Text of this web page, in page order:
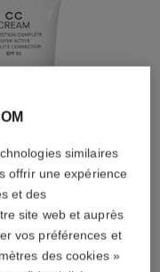
similaires
offrir une expérience
et des
site web et auprès
vos préférences et
des cookies »